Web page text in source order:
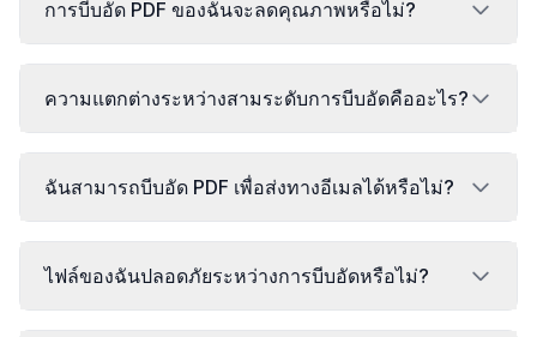
การบีบอัด PDF ของฉันจะลดคุณภาพหรือไม่?
ความแตกต่างระหว่างสามระดับการบีบอัดคืออะไร?
ฉันสามารถบีบอัด PDF เพื่อส่งทางอีเมลได้หรือไม่?
ไฟล์ของฉันปลอดภัยระหว่างการบีบอัดหรือไม่?